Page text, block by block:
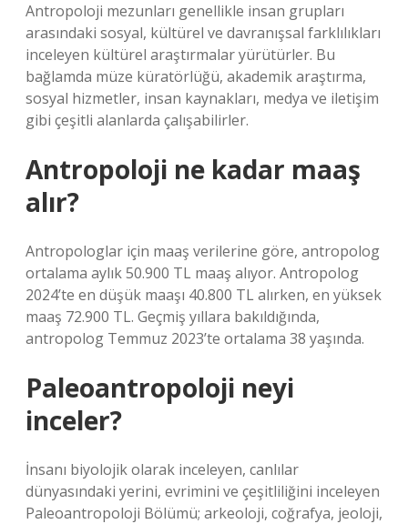
Antropoloji mezunları genellikle insan grupları
arasındaki sosyal, kültürel ve davranışsal farklılıkları
inceleyen kültürel araştırmalar yürütürler. Bu
bağlamda müze küratörlüğü, akademik araştırma,
sosyal hizmetler, insan kaynakları, medya ve iletişim
gibi çeşitli alanlarda çalışabilirler.
Antropoloji ne kadar maaş
alır?
Antropologlar için maaş verilerine göre, antropolog
ortalama aylık 50.900 TL maaş alıyor. Antropolog
2024’te en düşük maaşı 40.800 TL alırken, en yüksek
maaş 72.900 TL. Geçmiş yıllara bakıldığında,
antropolog Temmuz 2023’te ortalama 38 yaşında.
Paleoantropoloji neyi
inceler?
İnsanı biyolojik olarak inceleyen, canlılar
dünyasındaki yerini, evrimini ve çeşitliliğini inceleyen
Paleoantropoloji Bölümü; arkeoloji, coğrafya, jeoloji,